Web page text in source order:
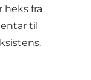
heks fra
til